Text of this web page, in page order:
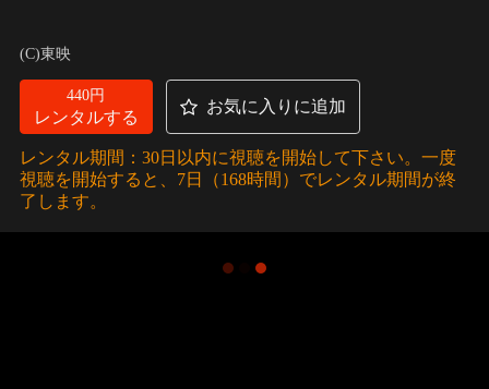
て待っていたんだ。昔の仲間を集めて今の組織をぶっ潰す計画を
実行するために…」。
二
(C)東映
440円
レンタルする
お気に入りに追加
レンタル期間：30日以内に視聴を開始して下さい。一度
視聴を開始すると、7日（168時間）でレンタル期間が終
了します。